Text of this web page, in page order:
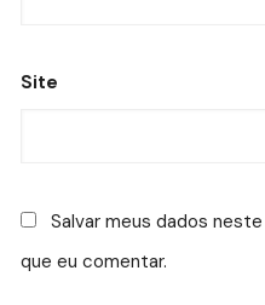
Site
Salvar meus dados
que eu comentar.